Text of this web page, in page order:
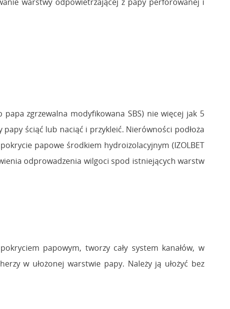
zgrzewalna modyfikowana SBS) nie więcej jak 5
ściąć lub naciąć i przykleić. Nierówności podłoża
papowe środkiem hydroizolacyjnym (IZOLBET
odprowadzenia wilgoci spod istniejących warstw
papowym, tworzy cały system kanałów, w
w ułożonej warstwie papy. Należy ją ułożyć bez